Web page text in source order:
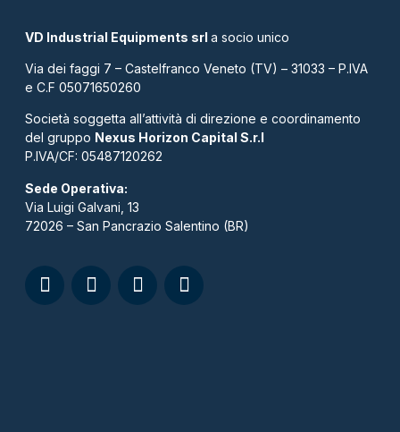
VD Industrial Equipments srl a socio unico
Via dei faggi 7 – Castelfranco Veneto (TV) – 31033 – P.IVA
e C.F 05071650260
Società soggetta all’attività di direzione e coordinamento
del gruppo Nexus Horizon Capital S.r.l
P.IVA/CF: 05487120262​
Sede Operativa:
Via Luigi Galvani, 13
72026 – San Pancrazio Salentino (BR)